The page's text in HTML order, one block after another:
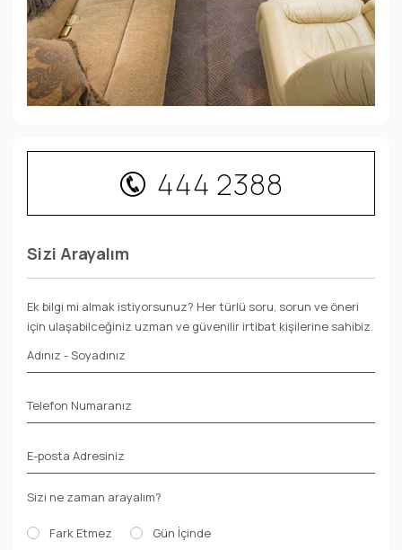
444 2388
Sizi Arayalım
Ek bilgi mi almak istiyorsunuz? Her türlü soru, sorun ve öneri
için ulaşabilceğiniz uzman ve güvenilir irtibat kişilerine sahibiz.
Adınız - Soyadınız
Telefon Numaranız
E-posta Adresiniz
Sizi ne zaman arayalım?
Fark Etmez Gün İçinde